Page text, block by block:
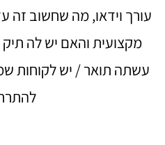
עורך וידאו, מה שחשוב זה
מקצועית והאם יש לה
עשתה תואר / יש לקוחות